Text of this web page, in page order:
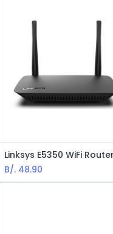
B/. 48.90